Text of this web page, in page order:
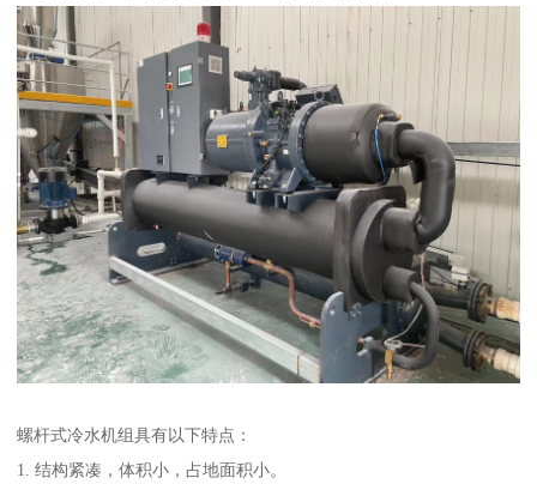
螺杆式冷水机组具有以下特点：
1. 结构紧凑，体积小，占地面积小。